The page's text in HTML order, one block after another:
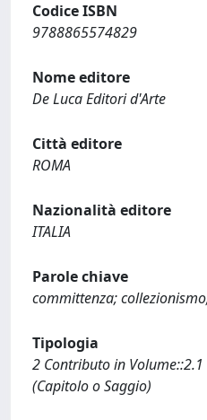
Codice ISBN
9788865574829
Nome editore
De Luca Editori d'Arte
Città editore
ROMA
Nazionalità editore
ITALIA
Parole chiave
committenza;
Tipologia
2 Contributo in
(Capitolo o Saggio)